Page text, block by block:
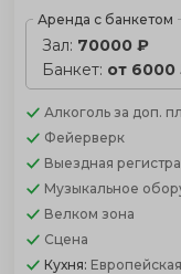
Аренда с банкетом
Зал: 70000 ₽
Банкет: от 6000
Алкоголь за доп.
Фейерверк
Выездная
Музыкальное
Велком зона
Сцена
Кухня: